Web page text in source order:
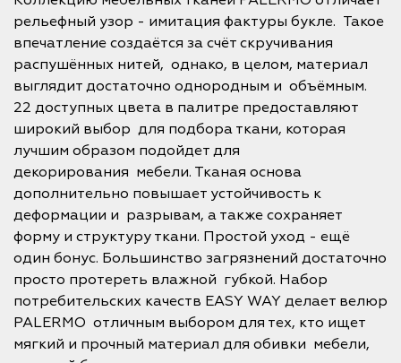
рельефный узор - имитация фактуры букле. Такое
впечатление создаётся за счёт скручивания
распушённых нитей, однако, в целом, материал
выглядит достаточно однородным и объёмным.
22 доступных цвета в палитре предоставляют
широкий выбор для подбора ткани, которая
лучшим образом подойдет для
декорирования мебели. Тканая основа
дополнительно повышает устойчивость к
деформации и разрывам, а также сохраняет
форму и структуру ткани. Простой уход - ещё
один бонус. Большинство загрязнений достаточно
просто протереть влажной губкой. Набор
потребительских качеств EASY WAY делает велюр
PALERMO отличным выбором для тех, кто ищет
мягкий и прочный материал для обивки мебели,